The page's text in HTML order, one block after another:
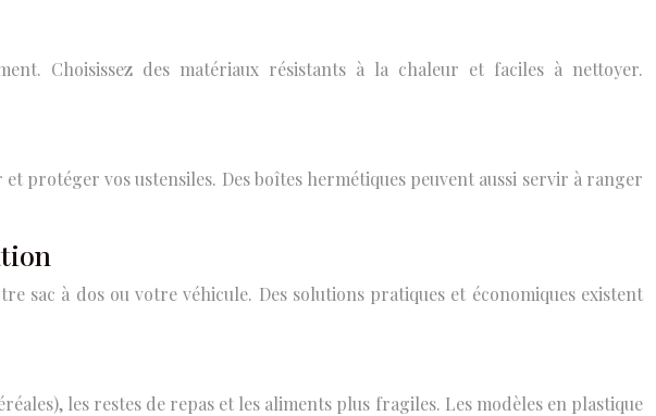
Choisissez des matériaux résistants à la chaleur et faciles à nettoyer.
protéger vos ustensiles. Des boîtes hermétiques peuvent aussi servir à ranger
sac à dos ou votre véhicule. Des solutions pratiques et économiques existent
les restes de repas et les aliments plus fragiles. Les modèles en plastique